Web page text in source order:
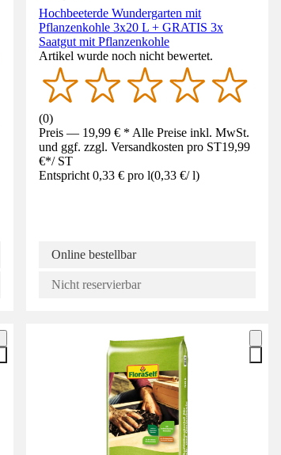
Hochbeeterde Wundergarten mit
Pflanzenkohle 3x20 L + GRATIS 3x
Saatgut mit Pflanzenkohle
Artikel wurde noch nicht bewertet.
(0)
Preis — 19,99 € * Alle Preise inkl. MwSt.
und ggf. zzgl. Versandkosten pro ST19,99
€*/ ST
Entspricht 0,33 € pro l(0,33 €/ l)
Online bestellbar
Nicht reservierbar